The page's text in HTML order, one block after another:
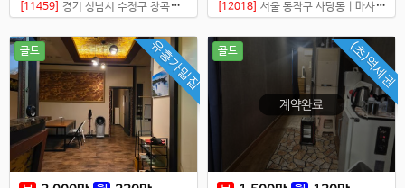
[11459] 경기 성남시 수정구 창곡동 마사지샵[12018] 서울 동작구 사당동 마사지샵
유흥가밀집
골드 (초)역세권
골드